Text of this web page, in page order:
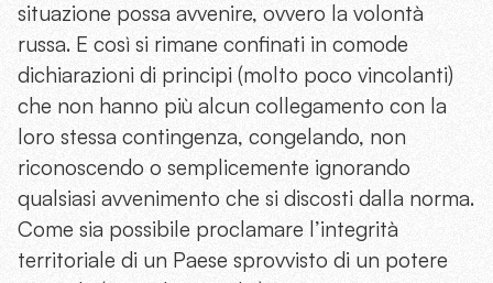
situazione possa avvenire, ovvero la volontà
russa. E così si rimane confinati in comode
dichiarazioni di principi (molto poco vincolanti)
che non hanno più alcun collegamento con la
loro stessa contingenza, congelando, non
riconoscendo o semplicemente ignorando
qualsiasi avvenimento che si discosti dalla norma.
Come sia possibile proclamare l’integrità
territoriale di un Paese sprovvisto di un potere